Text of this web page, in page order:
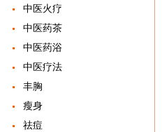
中医火疗
中医药茶
中医药浴
中医疗法
丰胸
瘦身
祛痘